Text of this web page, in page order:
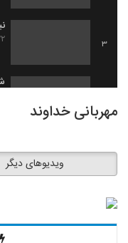
3
مهربانی خداوند
ویدیوهای دیگر